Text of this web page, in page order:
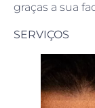
graças a sua
SERVIÇOS